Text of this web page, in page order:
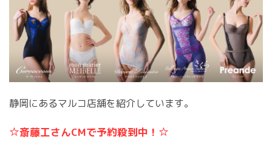
静岡にあるマルコ店舗を紹介しています。
☆斎藤工さんCMで予約殺到中！☆